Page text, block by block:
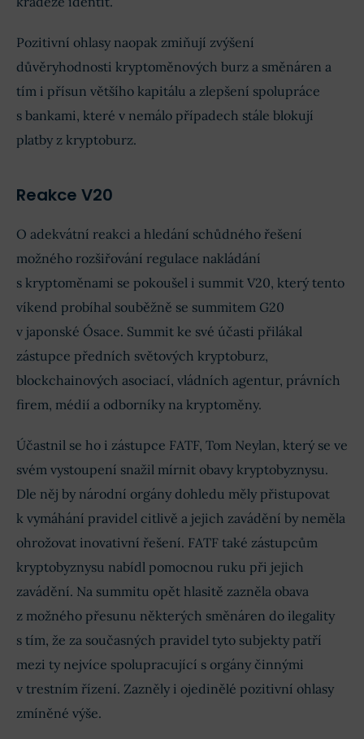
Pozitivní ohlasy naopak zmiňují zvýšení
důvěryhodnosti kryptoměnových burz a směnáren a
tím i přísun většího kapitálu a zlepšení spolupráce
s bankami, které v nemálo případech stále blokují
platby z kryptoburz.
Reakce V20
O adekvátní reakci a hledání schůdného řešení
možného rozšiřování regulace nakládání
s kryptoměnami se pokoušel i summit V20, který tento
víkend probíhal souběžně se summitem G20
v japonské Ósace. Summit ke své účasti přilákal
zástupce předních světových kryptoburz,
blockchainových asociací, vládních agentur, právních
firem, médií a odborníky na kryptoměny.
Účastnil se ho i zástupce FATF, Tom Neylan, který se ve
svém vystoupení snažil mírnit obavy kryptobyznysu.
Dle něj by národní orgány dohledu měly přistupovat
k vymáhání pravidel citlivě a jejich zavádění by neměla
ohrožovat inovativní řešení. FATF také zástupcům
kryptobyznysu nabídl pomocnou ruku při jejich
zavádění. Na summitu opět hlasitě zazněla obava
z možného přesunu některých směnáren do ilegality
s tím, že za současných pravidel tyto subjekty patří
mezi ty nejvíce spolupracující s orgány činnými
v trestním řízení. Zazněly i ojedinělé pozitivní ohlasy
zmíněné výše.